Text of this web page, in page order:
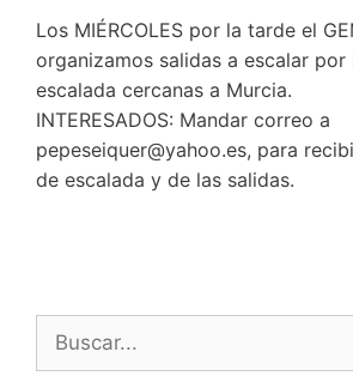
Los MIÉRCOLES por la tarde el
organizamos salidas a escalar por
escalada cercanas a Murcia.
INTERESADOS: Mandar correo a
pepeseiquer@yahoo.es, para
de escalada y de las salidas.